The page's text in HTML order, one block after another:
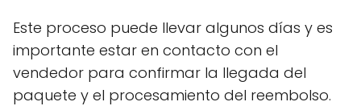
Este proceso puede llevar algunos días y es
importante estar en contacto con el
vendedor para confirmar la llegada del
paquete y el procesamiento del reembolso.